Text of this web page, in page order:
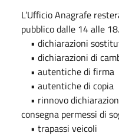
L’Ufficio Anagrafe
pubblico dalle 14 alle
• dichiarazioni
• dichiarazioni di
• autentiche di firma
• autentiche di copia
• rinnovo
consegna permessi di
• trapassi veicoli